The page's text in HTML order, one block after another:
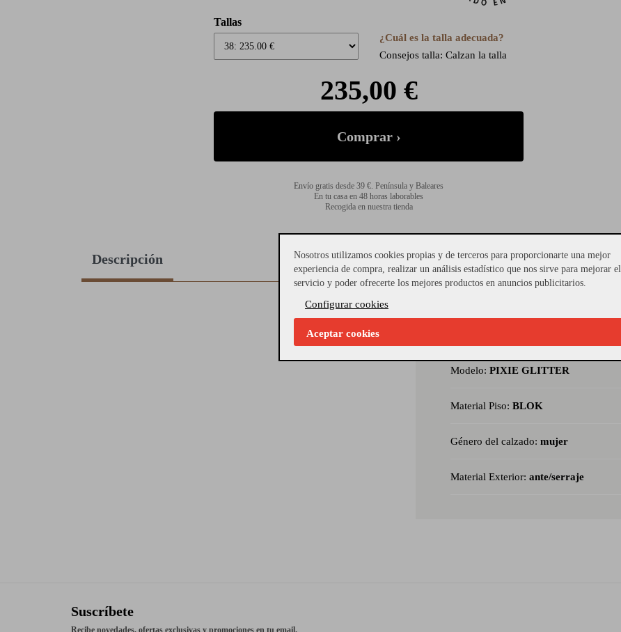
Tallas
¿Cuál es la talla adecuada?
Consejos talla: Calzan la talla
235,00 €
Envío gratis desde 39 €. Península y Baleares
En tu casa en 48 horas laborables
Recogida en nuestra tienda
Descripción
Modelo: PIXIE GLITTER
Material Piso: BLOK
Género del calzado: mujer
Material Exterior: ante/serraje
Suscríbete
Recibe novedades, ofertas exclusivas y promociones en tu email.
Nosotros utilizamos cookies propias y de terceros para proporcionarte una mejor
experiencia de compra, realizar un análisis estadístico que nos sirve para mejorar el
servicio y poder ofrecerte los mejores productos en anuncios publicitarios.
Configurar cookies
Aceptar cookies